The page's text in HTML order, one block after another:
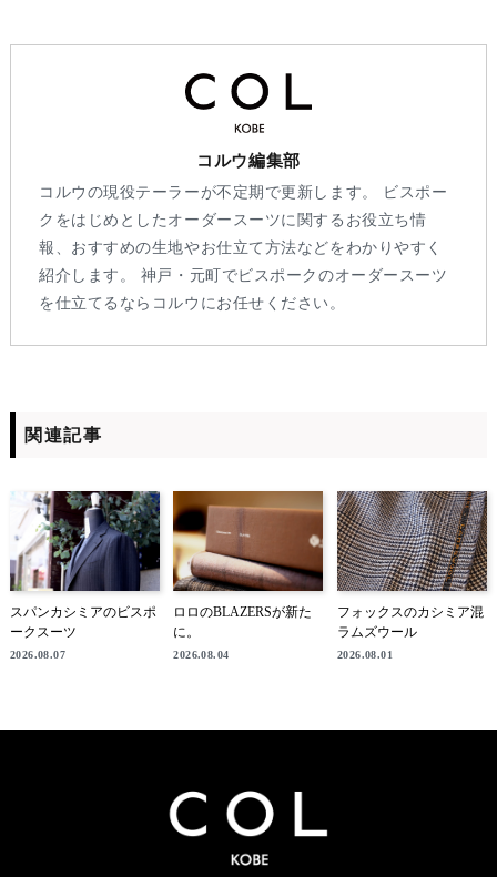
コルウ編集部
コルウの現役テーラーが不定期で更新します。 ビスポー
クをはじめとしたオーダースーツに関するお役立ち情
報、おすすめの生地やお仕立て方法などをわかりやすく
紹介します。 神戸・元町でビスポークのオーダースーツ
を仕立てるならコルウにお任せください。
関連記事
スパンカシミアのビスポ
ークスーツ
2026.08.07
ロロのBLAZERSが新た
に。
2026.08.04
フォックスのカシミア混
ラムズウール
2026.08.01